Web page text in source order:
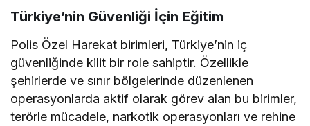
Türkiye’nin Güvenliği İçin Eğitim
Polis Özel Harekat birimleri, Türkiye’nin iç
güvenliğinde kilit bir role sahiptir. Özellikle
şehirlerde ve sınır bölgelerinde düzenlenen
operasyonlarda aktif olarak görev alan bu birimler,
terörle mücadele, narkotik operasyonları ve rehine